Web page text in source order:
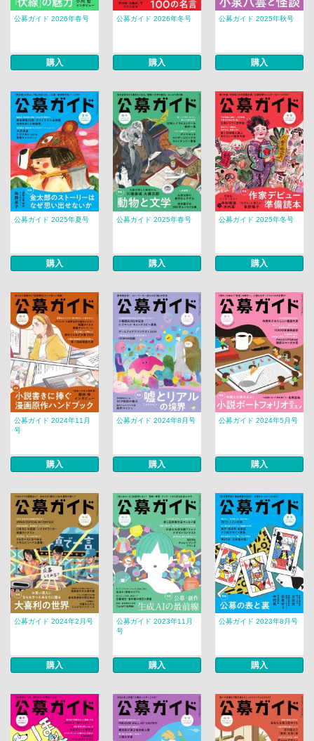
公募ガイド 2026年春号
購入
公募ガイド 2026年冬号
購入
公募ガイド 2025年秋号
購入
公募ガイド 2025年夏号
購入
公募ガイド 2025年春号
購入
公募ガイド 2025年冬号
購入
公募ガイド 2024年11月
号
購入
公募ガイド 2024年8月号
購入
公募ガイド 2024年5月号
購入
公募ガイド 2024年2月号
購入
公募ガイド 2023年11月
号
購入
公募ガイド 2023年8月号
購入